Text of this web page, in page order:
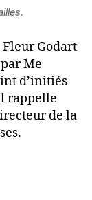
Godart
Me
d’initiés
rappelle
de la